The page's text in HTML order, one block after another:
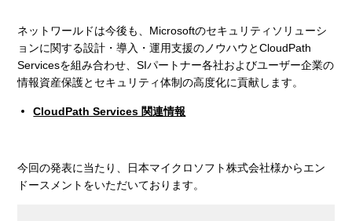
ネットワールドは今後も、Microsoftのセキュリティソリューシ
ョンに関する設計・導入・運用支援のノウハウとCloudPath
Servicesを組み合わせ、SIパートナー各社およびユーザー企業の
情報資産保護とセキュリティ体制の高度化に貢献します。
CloudPath Services 関連情報
今回の発表に当たり、日本マイクロソフト株式会社様からエン
ドースメントをいただいております。